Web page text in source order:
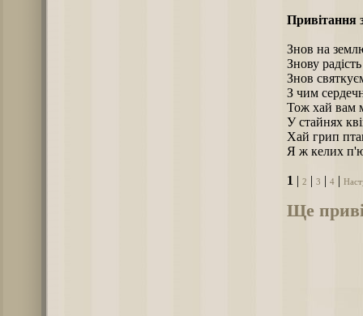
Привітання
Знов на
Знову радість
Знов
З чим
Тож хай вам
У стайнях
Хай грип
Я ж келих
1 2 3 4
Ще